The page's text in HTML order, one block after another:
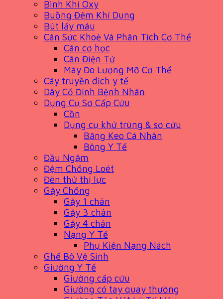
Bình Khí Oxy
Buồng Đệm Khí Dung
Bút lấy máu
Cân Sức Khoẻ Và Phân Tích Cơ Thể
Cân cơ học
Cân Điện Tử
Máy Đo Lượng Mỡ Cơ Thể
Cây truyền dịch y tế
Dây Cố Định Bệnh Nhân
Dụng Cụ Sơ Cấp Cứu
Cồn
Dụng cụ khử trùng & sơ cứu
Băng Keo Cá Nhân
Bông Y Tế
Đầu Ngậm
Đệm Chống Loét
Đèn thử thị lực
Gậy Chống
Gậy 1 chân
Gậy 3 chân
Gậy 4 chân
Nạng Y Tế
Phụ Kiện Nạng Nách
Ghế Bô Vệ Sinh
Giường Y Tế
Giường cấp cứu
Giường có tay quay thường